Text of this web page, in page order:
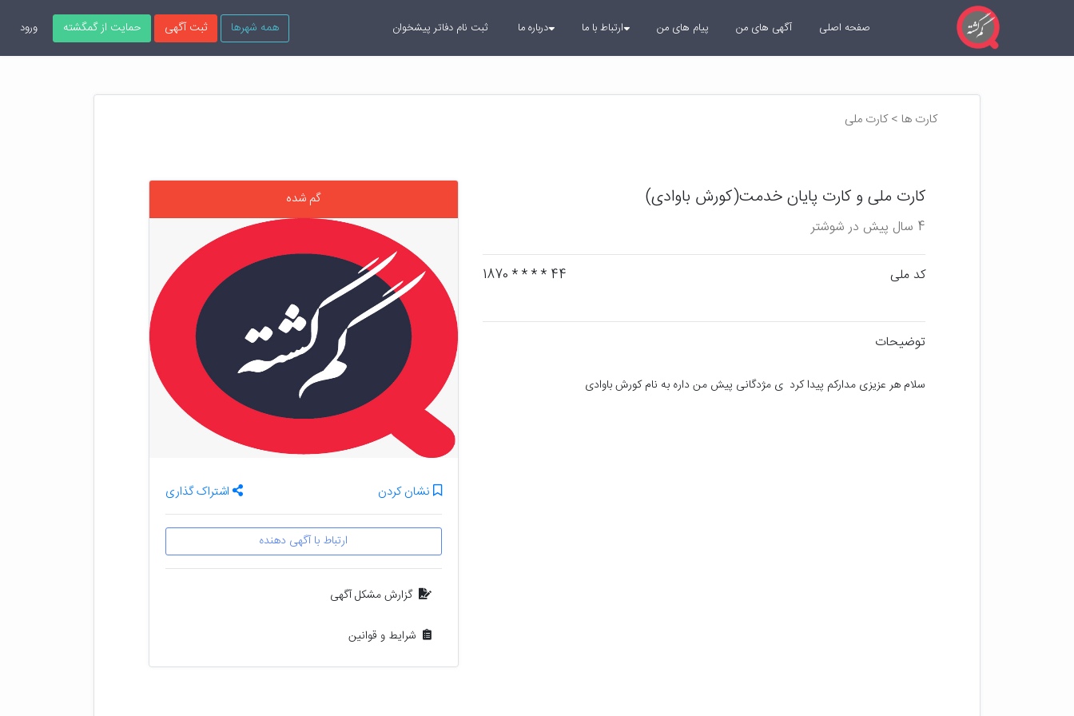
همه شهرها ثبت آگهی حمایت از گمگشته ورود صفحه اصلی آگهی های من پیام های من ارتباط با ما درباره ما ثبت نام دفاتر پیشخوان
کارت ها > کارت ملی
کارت ملی و کارت پایان خدمت(کورش باوادی)
4 سال پیش در شوشتر
کد ملی 44 * * * * 1870
توضیحات
سلام هر عزیزی مدارکم پیدا کرد  ی مژدگانی پیش من داره به نام کورش باوادی
گم شده
نشان کردن اشتراک گذاری
ارتباط با آگهی دهنده
گزارش مشکل آگهی
شرایط و قوانین